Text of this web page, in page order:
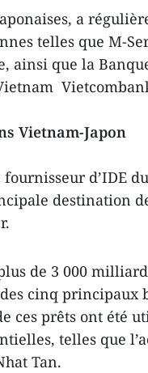
a
telles que M-
ainsi que la
Vietnam-Japon
d’IDE
destination
de 3 000
cinq principaux
ces prêts ont été
telles que
Tan.